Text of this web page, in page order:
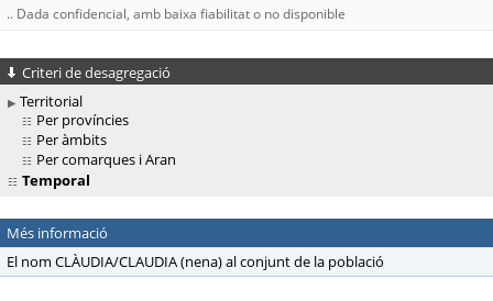
.. Dada confidencial, amb baixa fiabilitat o no disponible
Criteri de desagregació
Territorial
Per províncies
Per àmbits
Per comarques i Aran
Temporal
Més informació
El nom CLÀUDIA/CLAUDIA (nena) al conjunt de la població